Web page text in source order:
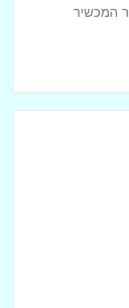
המכשיר